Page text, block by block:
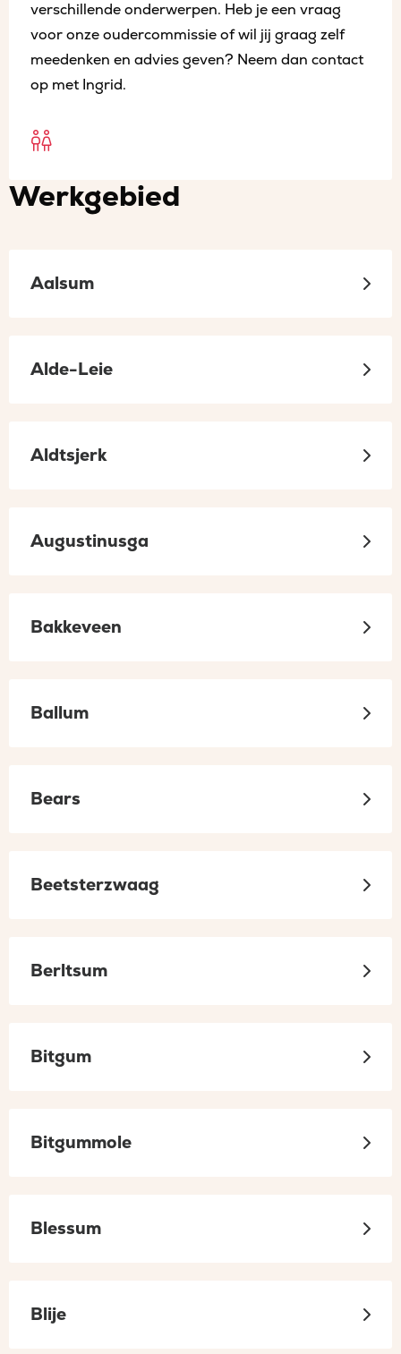
verschillende onderwerpen. Heb je een vraag
voor onze oudercommissie of wil jij graag zelf
meedenken en advies geven? Neem dan contact
op met Ingrid.
Open
sociaal
een
Werkgebied
Aalsum
Alde-Leie
Aldtsjerk
Augustinusga
Bakkeveen
Ballum
Bears
Beetsterzwaag
Berltsum
Bitgum
Bitgummole
Blessum
Blije